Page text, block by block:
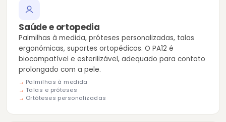
Saúde e ortopedia
Palmilhas à medida, próteses personalizadas, talas
ergonómicas, suportes ortopédicos. O PA12 é
biocompatível e esterilizável, adequado para contato
prolongado com a pele.
Palmilhas à medida
Talas e próteses
Ortóteses personalizadas